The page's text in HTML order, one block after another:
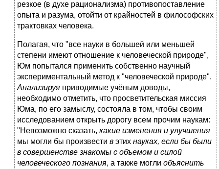
резкое (в духе рационализма) противопоставление
опыта и разума, отойти от крайностей в философских
трактовках человека.
Полагая, что "все науки в большей или меньшей
степени имеют отношение к человеческой природе",
Юм попытался применить собственно научный
экспериментальный метод к "человеческой природе".
Анализируя приводимые учёным доводы,
необходимо отметить, что просветительская миссия
Юма, по его замыслу, состояла в том, чтобы своим
исследованием открыть дорогу всем прочим наукам:
"Невозможно сказать, какие изменения и улучшения
мы могли бы произвести в этих науках, если бы были
в совершенстве знакомы с объемом и силой
человеческого познания, а также могли объяснить